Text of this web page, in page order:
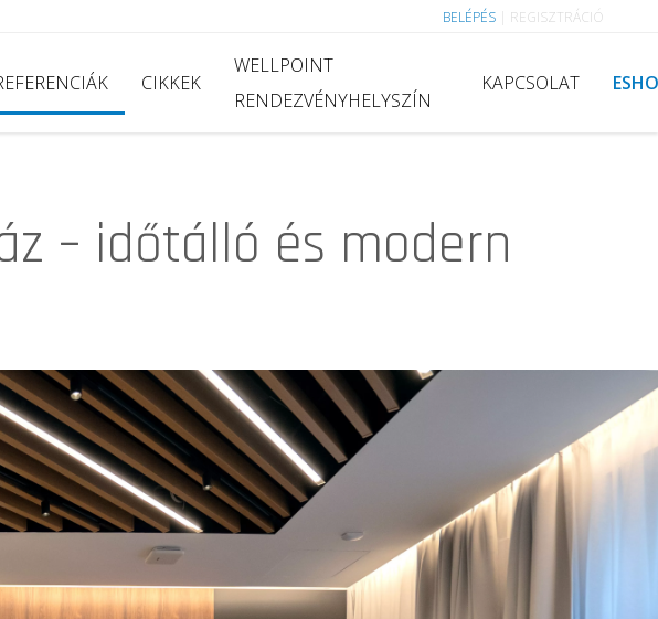
BELÉPÉS REGISZTRÁCIÓ
CIKKEK
WELLPOINT
RENDEZVÉNYHELYSZÍN
KAPCSOLAT
– időtálló és modern